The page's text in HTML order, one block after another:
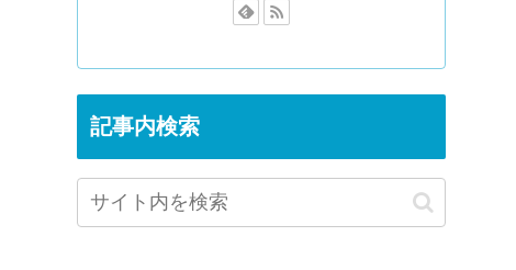
記事内検索